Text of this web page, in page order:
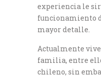
experiencia le
funcionamiento
mayor detalle.
Actualmente vive
familia, entre
chileno, sin